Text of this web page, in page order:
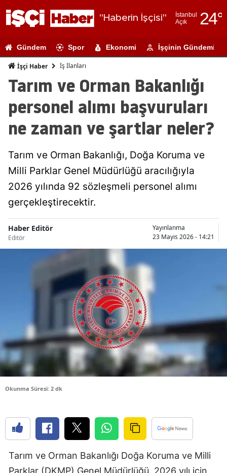
"Haberin İşçisi"
İstanbul
Açık
24°
Adıyaman
Ağrı
Amasya
Ankara
Antalya
Artvin
Balıkesir
Bilecik
Burdur
Bursa
Çanakkale
Denizli
Edirne
Gündem Spor Ekonomi İşçinin Gündemi
İşçi Haber İş İlanları
Tarım ve Orman Bakanlığı
personel alımı başvuruları
ne zaman ve şartlar neler?
Tarım ve Orman Bakanlığı, Doğa Koruma ve
Milli Parklar Genel Müdürlüğü aracılığıyla
2026 yılında 92 sözleşmeli personel alımı
gerçekleştirecektir.
Haber Editör
Editör
Yayınlanma
23 Mayıs 2026 - 14:21
Okunma Süresi: 2 dk
Tarım ve Orman Bakanlığı Doğa Koruma ve Milli
Parklar (DKMP) Genel Müdürlüğü, 2026 yılı için